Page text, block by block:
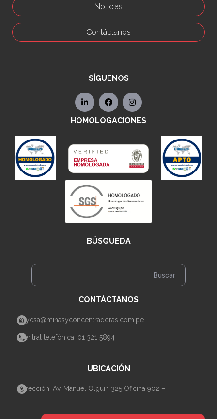
Noticias
Contáctanos
SÍGUENOS
HOMOLOGACIONES
BÚSQUEDA
CONTÁCTANOS
mycsa@minasyconcentradoras.com.pe
Central telefónica: 01 321 5894
UBICACIÓN
Dirección: Av. Manuel Olguin 325 Oficina 902 –